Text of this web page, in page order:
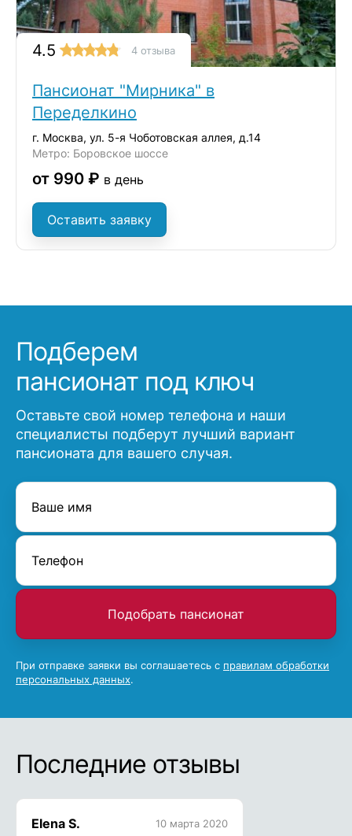
4.5 4 отзыва
Пансионат "Мирника" в
Переделкино
г. Москва, ул. 5-я Чоботовская аллея, д.14
Метро: Боровское шоссе
от 990 ₽ в день
Оставить заявку
Подберем
пансионат под ключ
Оставьте свой номер телефона и наши
специалисты подберут лучший вариант
пансионата для вашего случая.
Подобрать пансионат
При отправке заявки вы соглашаетесь с правилам обработки
персональных данных.
Последние отзывы
Elena S. 10 марта 2020